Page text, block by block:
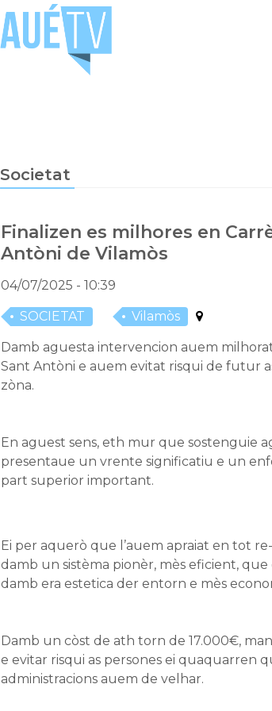
Societat
Finalizen es milhores en
Antòni de Vilamòs
04/07/2025 - 10:39
SOCIETAT Vilamòs
Damb aguesta intervencion auem
Sant Antòni e auem evitat risqui de futur
zòna.
En aguest sens, eth mur que sostenguie
presentaue un vrente significatiu e un
part superior important.
Ei per aquerò que l’auem apraiat en tot
damb un sistèma pionèr, mès eficient, que
damb era estetica der entorn e mès
Damb un còst de ath torn de 17.000€,
e evitar risqui as persones ei quaquarren
administracions auem de velhar.